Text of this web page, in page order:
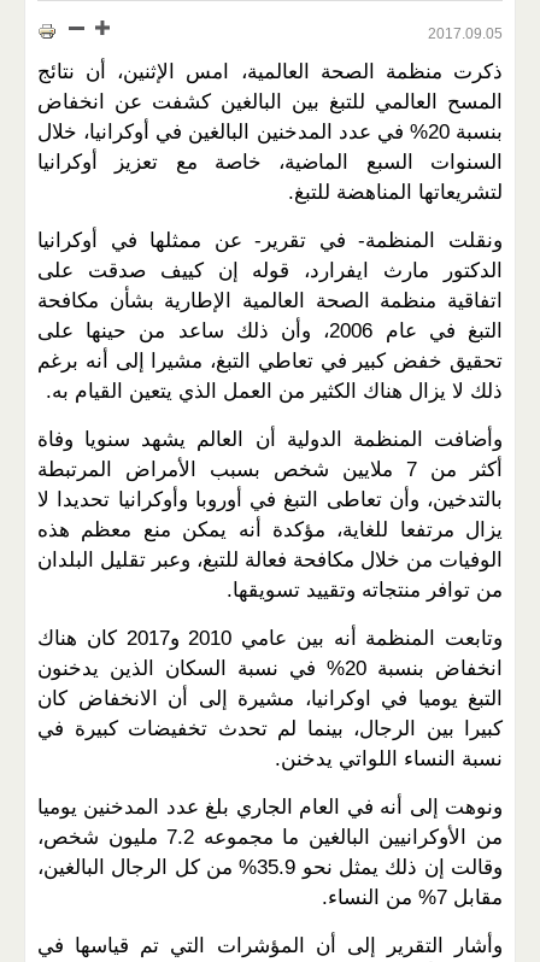
2017.09.05
ذكرت منظمة الصحة العالمية، امس الإثنين، أن نتائج
المسح العالمي للتبغ بين البالغين كشفت عن انخفاض
بنسبة 20% في عدد المدخنين البالغين في أوكرانيا، خلال
السنوات السبع الماضية، خاصة مع تعزيز أوكرانيا
لتشريعاتها المناهضة للتبغ.
ونقلت المنظمة- في تقرير- عن ممثلها في أوكرانيا
الدكتور مارث ايفرارد، قوله إن كييف صدقت على
اتفاقية منظمة الصحة العالمية الإطارية بشأن مكافحة
التبغ في عام 2006، وأن ذلك ساعد من حينها على
تحقيق خفض كبير في تعاطي التبغ، مشيرا إلى أنه برغم
ذلك لا يزال هناك الكثير من العمل الذي يتعين القيام به.
وأضافت المنظمة الدولية أن العالم يشهد سنويا وفاة
أكثر من 7 ملايين شخص بسبب الأمراض المرتبطة
بالتدخين، وأن تعاطى التبغ في أوروبا وأوكرانيا تحديدا لا
يزال مرتفعا للغاية، مؤكدة أنه يمكن منع معظم هذه
الوفيات من خلال مكافحة فعالة للتبغ، وعبر تقليل البلدان
من توافر منتجاته وتقييد تسويقها.
وتابعت المنظمة أنه بين عامي 2010 و2017 كان هناك
انخفاض بنسبة 20% في نسبة السكان الذين يدخنون
التبغ يوميا في اوكرانيا، مشيرة إلى أن الانخفاض كان
كبيرا بين الرجال، بينما لم تحدث تخفيضات كبيرة في
نسبة النساء اللواتي يدخنن.
ونوهت إلى أنه في العام الجاري بلغ عدد المدخنين يوميا
من الأوكرانيين البالغين ما مجموعه 7.2 مليون شخص،
وقالت إن ذلك يمثل نحو 35.9% من كل الرجال البالغين،
مقابل 7% من النساء.
وأشار التقرير إلى أن المؤشرات التي تم قياسها في